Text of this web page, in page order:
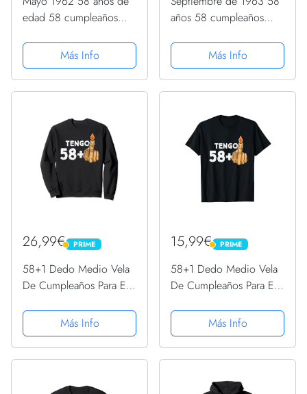
edad 58 cumpleaños
CamisetaMás Info
años 58 cumpleaños
Manga LargaMás Info
26,99€ PRIME
PRIME
58+1 Dedo Medio Vela
De Cumpleaños Para El
SudaderaMás Info
15,99€ PRIME
PRIME
58+1 Dedo Medio Vela
De Cumpleaños Para El
CamisetaMás Info